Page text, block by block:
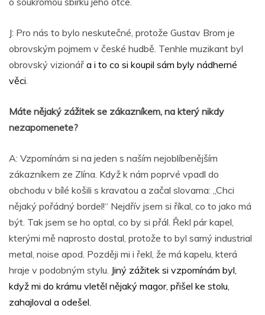
J: Pro nás to bylo neskutečné, protože Gustav Brom je
obrovským pojmem v české hudbě. Tenhle muzikant byl
obrovský vizionář a i to co si koupil sám byly nádherné
věci
Máte nějaký zážitek se zákazníkem, na který nikdy
nezapomenete?
A: Vzpomínám si na jeden s naším nejoblíbenějším
zákazníkem ze Zlína. Když k nám poprvé vpadl do
obchodu v bílé košili s kravatou a začal slovama: „Chci
nějaký pořádný bordel!“ Nejdřív jsem si říkal, co to jako má
být. Tak jsem se ho optal, co by si přál. Řekl pár kapel,
kterými mě naprosto dostal, protože to byl samý industrial
metal, noise apod. Později mi i řekl, že má kapelu, která
hraje v podobným stylu. Jiný zážitek si vzpomínám byl,
když mi do krámu vletěl nějaký magor, přišel ke stolu,
zahajloval a odešel.